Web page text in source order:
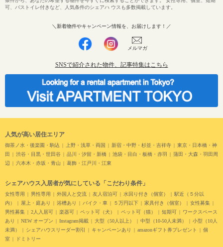
人気が高い居住エリア
御茶ノ水・後楽園・駒込 上野・浅草・両国 新宿・中野・杉並・吉祥寺
東京・日本橋・神
田
渋谷・目黒・世田谷 品川・汐留・新橋 池袋・目白・板橋・赤羽
蒲田・大森・羽田周
辺
六本木・赤坂・青山 葛飾・江戸川・江東
シェアハウス入居者が気にしている「こだわり条件」
女性専用 男性専用 外国人と交流 友人宿泊可 水回り付き（個室）
駅近（５分以
内）
屋上・庭あり 浴槽あり バイク・車 ５万円以下 家具付き（個室）
女性募集
男性募集
2人入居可 楽器可 ペット可（犬） ペット可（猫） 短期可
ワークスペース
あり
NEW オープン Instagram掲載 大型（50人以上） 中型（10-50人未満）
小型（10人
未満）
シェアハウスリーダー割引 キャンペーンあり amazonギフト券プレゼント
個
室
ドミトリー
可、バストイレ付きなど、人気条件のシェアハ ウスも多数掲載しています。
＼新着物件やキャンペーン情報を、お届けします！／
メルマガ
SNSで紹介された物件、記事特集はこちら